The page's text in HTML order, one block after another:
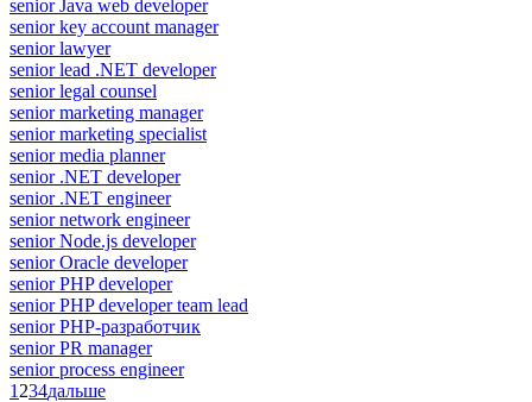
senior Java web developer
senior key account manager
senior lawyer
senior lead .NET developer
senior legal counsel
senior marketing manager
senior marketing specialist
senior media planner
senior .NET developer
senior .NET engineer
senior network engineer
senior Node.js developer
senior Oracle developer
senior PHP developer
senior PHP developer team lead
senior PHP-разработчик
senior PR manager
senior process engineer
1 234дальше